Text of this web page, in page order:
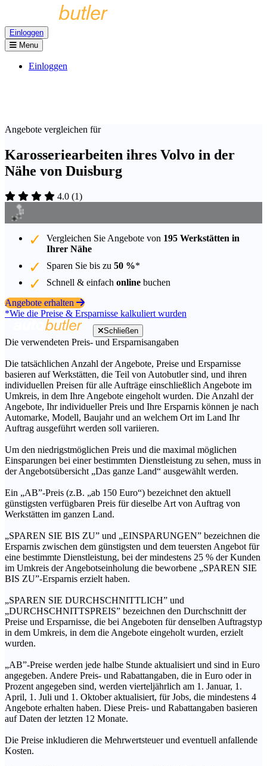
Einloggen
Menu
Einloggen
Angebote vergleichen für
Karosseriearbeiten ihres Volvo in der
Nähe von Duisburg
4.0 (1)
Vergleichen Sie Angebote von 195 Werkstätten in
Ihrer Nähe
Sparen Sie bis zu 50 %*
Schnell & einfach online buchen
Angebote erhalten
*Wie die Preise & Ersparnisse kalkuliert wurden
Schließen
Die verwendeten Preis- und Ersparnisangaben
Die tatsächlichen Anzahl der Angebote, Preise und Ersparnisse
basieren auf Werkstätten, die Teil von Autobutler sind, und ihren
individuellen Preisen für alle Aufträge einschließlich Angebote im
Umkreis, in dem Ihre Angebote eingeholt wurden. Die Anzahl der
Angebote, Ihr individueller Preis und Ihre Ersparnis können je nach
Automarke, Modell, Baujahr und an welchem Ort im Land Ihr
Auftrag ausgeführt werden soll variieren.
Um den niedrigstmöglichen Preis und die maximal möglichen
Einsparungen bei einer bestimmten Dienstleistung zu sehen, muss in
der Angebotsübersicht „Das ganze Land“ ausgewählt werden.
Ein „AB”-Preis (z.B. „ab 150 Euro“) bezeichnet den aktuell
günstigsten verfügbaren Preis für dieselbe Art von Auftrag von
Werkstätten im ganzen Land.
„SPAREN SIE BIS ZU” und „EINSPARUNGEN” bezeichnen die
Ersparnis zwischen dem günstigsten und dem teuersten Angebot für
eine bestimmte Dienstleistung, bei der mindestens 25 % der Kunden
im Umkreis der Angebotseinholung die beworbene „SPAREN SIE
BIS ZU”-Ersparnis erzielt haben.
„SPAREN SIE DURCHSCHNITTLICH” und
„DURCHSCHNITTSPREIS” bezeichnen den Durchschnitt der
Preise und Ersparnisse, die bei Angeboten für denselben Auftragstyp
in dem Umkreis, in dem die Angebote eingeholt wurden, erzielt
wurden.
„AB”-Preise werden jede halbe Stunde aktualisiert und sind in Euro
angegeben. Andere Preis- und Rabattangaben, die in Euro oder in
Prozent angegeben sind, werden vierteljährlich am 1. Januar, 1.
April, 1. Juli und 1. Oktober aktualisiert, für Jobs, die mindestens 4
Angebote erhalten haben. Diese Preis- und Rabattangaben basieren
auf Daten der letzten 12 Monate.
Die Preise inkludieren die Mehrwertsteuer und eventuell anfallende
Kosten.